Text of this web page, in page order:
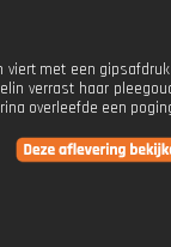
viert met een
verrast haar
overleefde een